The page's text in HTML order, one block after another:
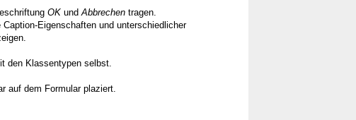
OK undAbbrechen tragen.
Eigenschaften und unterschiedlicher
den Klassentypen selbst.
auf dem Formular plaziert.